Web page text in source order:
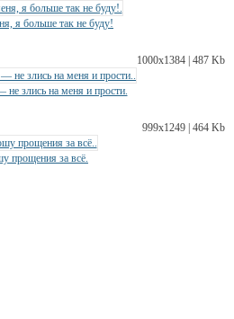
я больше так не буду!
1000х1384 | 487 Kb
злись на меня и прости.
999х1249 | 464 Kb
прощения за всё.